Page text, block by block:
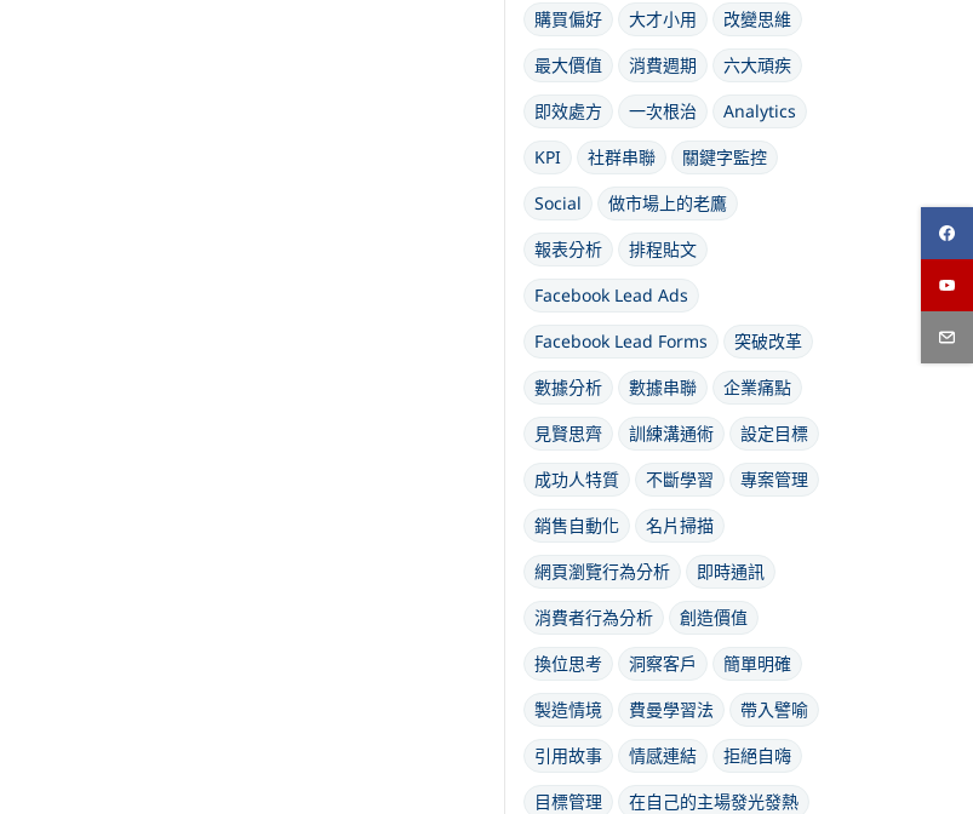
購買偏好
大才小用
改變思維
最大價值
消費週期
六大頑疾
即效處方
一次根治
Analytics
KPI
社群串聯
關鍵字監控
Social
做市場上的老鷹
報表分析
排程貼文
Facebook Lead Ads
Facebook Lead Forms
突破改革
數據分析
數據串聯
企業痛點
見賢思齊
訓練溝通術
設定目標
成功人特質
不斷學習
專案管理
銷售自動化
名片掃描
網頁瀏覽行為分析
即時通訊
消費者行為分析
創造價值
換位思考
洞察客戶
簡單明確
製造情境
費曼學習法
帶入譬喻
引用故事
情感連結
拒絕自嗨
目標管理
在自己的主場發光發熱